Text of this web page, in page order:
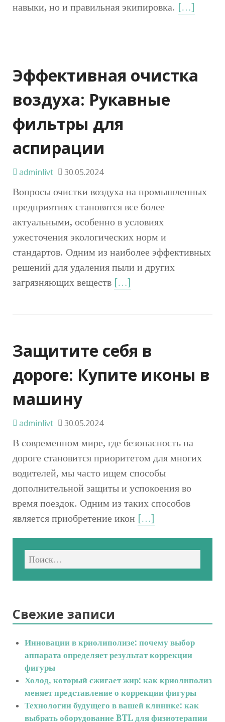
навыки, но и правильная экипировка. […]
Эффективная очистка
воздуха: Рукавные
фильтры для
аспирации
adminlivt 30.05.2024
Вопросы очистки воздуха на промышленных
предприятиях становятся все более
актуальными, особенно в условиях
ужесточения экологических норм и
стандартов. Одним из наиболее эффективных
решений для удаления пыли и других
загрязняющих веществ […]
Защитите себя в
дороге: Купите иконы в
машину
adminlivt 30.05.2024
В современном мире, где безопасность на
дороге становится приоритетом для многих
водителей, мы часто ищем способы
дополнительной защиты и успокоения во
время поездок. Одним из таких способов
является приобретение икон […]
Свежие записи
Инновации в криолиполизе: почему выбор
аппарата определяет результат коррекции
фигуры
Холод, который сжигает жир: как криолиполиз
меняет представление о коррекции фигуры
Технологии будущего в вашей клинике: как
выбрать оборудование BTL для физиотерапии